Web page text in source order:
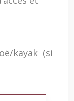
kayak (si